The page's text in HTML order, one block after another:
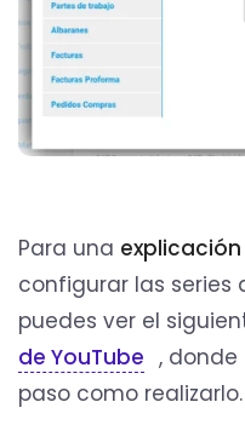
Para una
configurar las series
puedes ver el
de YouTube ,
paso como realizarlo.